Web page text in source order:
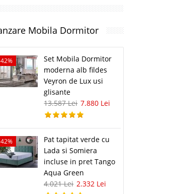
Mobila Dormitor
Set Mobila Dormitor
moderna alb fildes
Veyron de Lux usi
glisante
13.587 Lei 7.880 Lei
Pat tapitat verde cu
Lada si Somiera
incluse in pret Tango
Aqua Green
4.021 Lei 2.332 Lei